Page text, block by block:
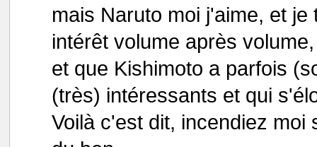
mais Naruto moi j'aime, et
intérêt volume après
et que Kishimoto a parfois
(très) intéressants et qui
Voilà c'est dit, incendiez